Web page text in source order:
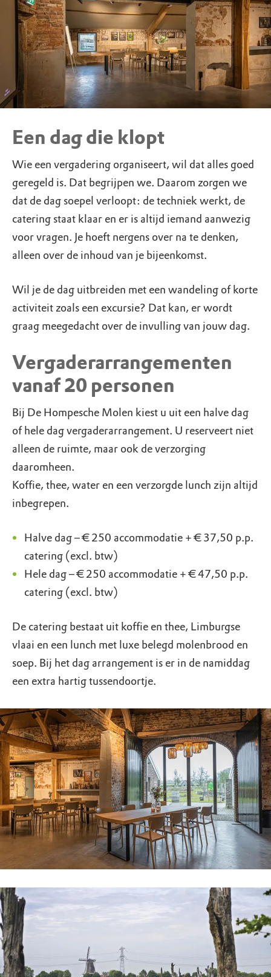
Een dag die klopt
Wie een vergadering organiseert, wil dat alles goed
geregeld is. Dat begrijpen we. Daarom zorgen we
dat de dag soepel verloopt: de techniek werkt, de
catering staat klaar en er is altijd iemand aanwezig
voor vragen. Je hoeft nergens over na te denken,
alleen over de inhoud van je bijeenkomst.
Wil je de dag uitbreiden met een wandeling of korte
activiteit zoals een excursie? Dat kan, er wordt
graag meegedacht over de invulling van jouw dag.
Vergaderarrangementen
vanaf 20 personen
Bij De Hompesche Molen kiest u uit een halve dag
of hele dag vergaderarrangement. U reserveert niet
alleen de ruimte, maar ook de verzorging
daaromheen.
Koffie, thee, water en een verzorgde lunch zijn altijd
inbegrepen.
Halve dag – € 250 accommodatie + € 37,50 p.p.
catering (excl. btw)
Hele dag – € 250 accommodatie + € 47,50 p.p.
catering (excl. btw)
De catering bestaat uit koffie en thee, Limburgse
vlaai en een lunch met luxe belegd molenbrood en
soep. Bij het dag arrangement is er in de namiddag
een extra hartig tussendoortje.